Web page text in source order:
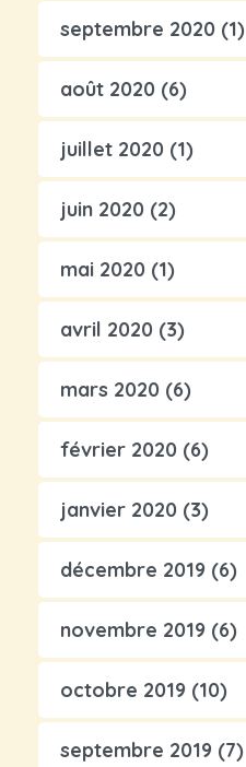
septembre 2020 (1)
août 2020 (6)
juillet 2020 (1)
juin 2020 (2)
mai 2020 (1)
avril 2020 (3)
mars 2020 (6)
février 2020 (6)
janvier 2020 (3)
décembre 2019 (6)
novembre 2019 (6)
octobre 2019 (10)
septembre 2019 (7)